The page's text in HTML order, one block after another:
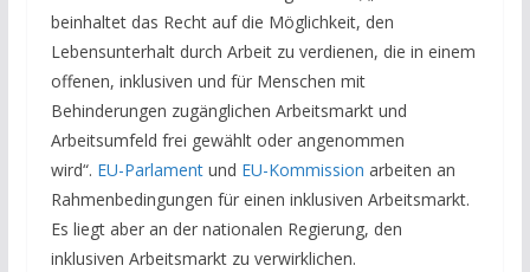
beinhaltet das Recht auf die Möglichkeit, den
Lebensunterhalt durch Arbeit zu verdienen, die in einem
offenen, inklusiven und für Menschen mit
Behinderungen zugänglichen Arbeitsmarkt und
Arbeitsumfeld frei gewählt oder angenommen
wird“. EU-Parlamentund EU-Kommission arbeiten an
Rahmenbedingungen für einen inklusiven Arbeitsmarkt.
Es liegt aber an der nationalen Regierung, den
inklusiven Arbeitsmarkt zu verwirklichen.